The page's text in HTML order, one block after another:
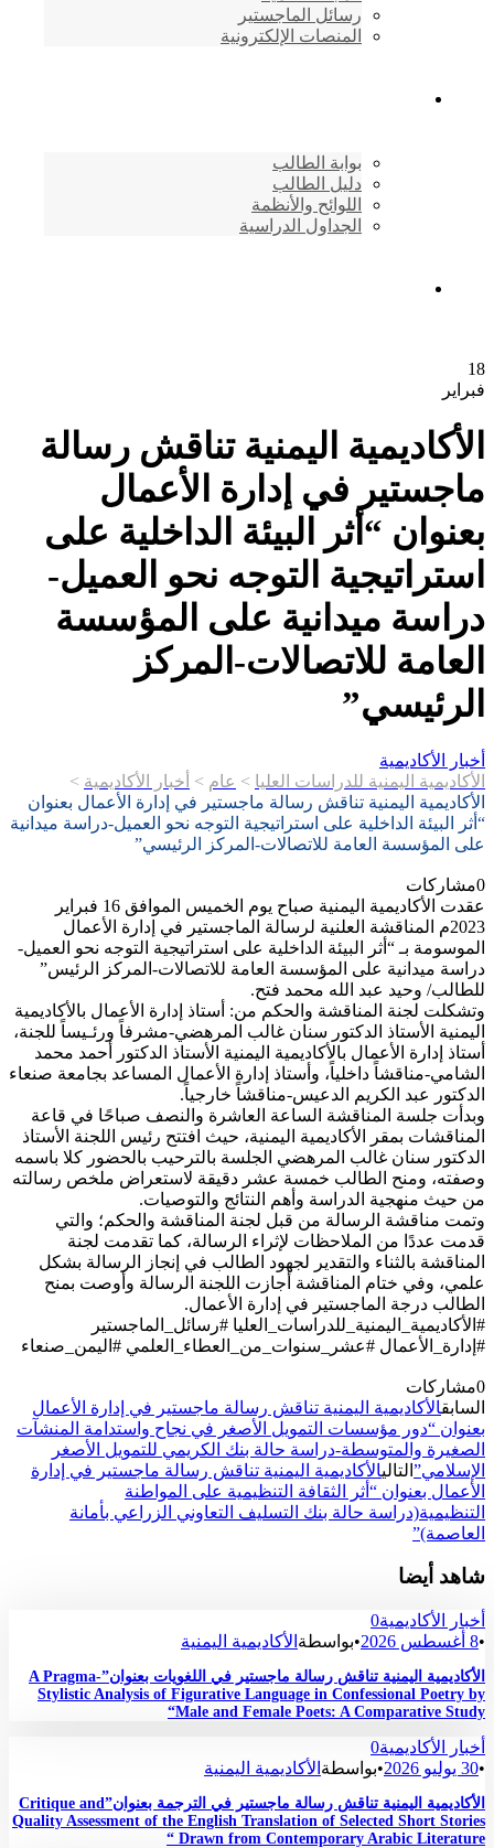
رسائل الماجستير
المنصات الإلكترونية
بوابة الطالب
دليل الطالب
اللوائح والأنظمة
الجداول الدراسية
18
فبراير
الأكاديمية اليمنية تناقش رسالة
ماجستير في إدارة الأعمال
بعنوان “أثر البيئة الداخلية على
استراتيجية التوجه نحو العميل-
دراسة ميدانية على المؤسسة
العامة للاتصالات-المركز
الرئيسي”
أخبار الأكاديمية
الأكاديمية اليمنية للدراسات العليا > عام > أخبار الأكاديمية >
الأكاديمية اليمنية تناقش رسالة ماجستير في إدارة الأعمال بعنوان
“أثر البيئة الداخلية على استراتيجية التوجه نحو العميل-دراسة ميدانية
على المؤسسة العامة للاتصالات-المركز الرئيسي”
0مشاركات
عقدت الأكاديمية اليمنية صباح يوم الخميس الموافق 16 فبراير
2023م المناقشة العلنية لرسالة الماجستير في إدارة الأعمال
الموسومة بـ “أثر البيئة الداخلية على استراتيجية التوجه نحو العميل-
دراسة ميدانية على المؤسسة العامة للاتصالات-المركز الرئيس”
للطالب/ وحيد عبد الله محمد فتح.
وتشكلت لجنة المناقشة والحكم من: أستاذ إدارة الأعمال بالأكاديمية
اليمنية الأستاذ الدكتور سنان غالب المرهضي-مشرفاً ورئـيساً للجنة،
أستاذ إدارة الأعمال بالأكاديمية اليمنية الأستاذ الدكتور أحمد محمد
الشامي-مناقشاً داخلياً، وأستاذ إدارة الأعمال المساعد بجامعة صنعاء
الدكتور عبد الكريم الدعيس-مناقشاً خارجياً.
وبدأت جلسة المناقشة الساعة العاشرة والنصف صباحًا في قاعة
المناقشات بمقر الأكاديمية اليمنية، حيث افتتح رئيس اللجنة الأستاذ
الدكتور سنان غالب المرهضي الجلسة بالترحيب بالحضور كلا باسمه
وصفته، ومنح الطالب خمسة عشر دقيقة لاستعراض ملخص رسالته
من حيث منهجية الدراسة وأهم النتائج والتوصيات.
وتمت مناقشة الرسالة من قبل لجنة المناقشة والحكم؛ والتي
قدمت عددًا من الملاحظات لإثراء الرسالة، كما تقدمت لجنة
المناقشة بالثناء والتقدير لجهود الطالب في إنجاز الرسالة بشكل
علمي، وفي ختام المناقشة أجازت اللجنة الرسالة وأوصت بمنح
الطالب درجة الماجستير في إدارة الأعمال.
#الأكاديمية_اليمنية_للدراسات_العليا #رسائل_الماجستير
#إدارة_الأعمال #عشر_سنوات_من_العطاء_العلمي #اليمن_صنعاء
0مشاركات
السابقالأكاديمية اليمنية تناقش رسالة ماجستير في إدارة الأعمال
بعنوان “دور مؤسسات التمويل الأصغر في نجاح واستدامة المنشآت
الصغيرة والمتوسطة-دراسة حالة بنك الكريمي للتمويل الأصغر
الإسلامي” التاليالأكاديمية اليمنية تناقش رسالة ماجستير في إدارة
الأعمال بعنوان “أثر الثقافة التنظيمية على المواطنة
التنظيمية(دراسة حالة بنك التسليف التعاوني الزراعي بأمانة
العاصمة)”
شاهد أيضا
أخبار الأكاديمية0
•8 أغسطس 2026 •بواسطة الأكاديمية اليمنية
الأكاديمية اليمنية تناقش رسالة ماجستير في اللغويات بعنوان”A Pragma-
Stylistic Analysis of Figurative Language in Confessional Poetry by
Male and Female Poets: A Comparative Study“
أخبار الأكاديمية0
•30 يوليو 2026 •بواسطة الأكاديمية اليمنية
الأكاديمية اليمنية تناقش رسالة ماجستير في الترجمة بعنوان”Critique and
Quality Assessment of the English Translation of Selected Short Stories
Drawn from Contemporary Arabic Literature “